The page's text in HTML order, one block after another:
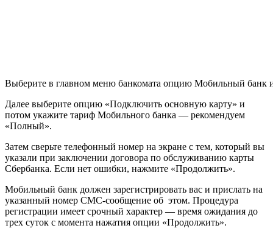
Выберите в главном меню банкомата опцию Мобильный банк
Далее выберите опцию «Подключить основную карту» и
потом укажите тариф Мобильного банка — рекомендуем
«Полный».
Затем сверьте телефонный номер на экране с тем, который вы
указали при заключении договора по обслуживанию карты
Сбербанка. Если нет ошибки, нажмите «Продолжить».
Мобильный банк должен зарегистрировать вас и прислать на
указанный номер СМС-сообщение об этом. Процедура
регистрации имеет срочный характер — время ожидания до
трех суток с момента нажатия опции «Продолжить».